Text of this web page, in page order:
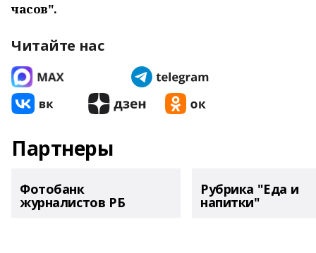
часов".
Читайте нас
Партнеры
Фотобанк
журналистов РБ
Рубрика "Еда и
напитки"